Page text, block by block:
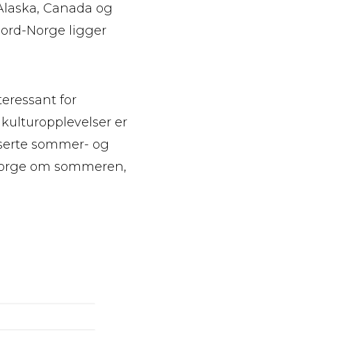
Canada og
Norge ligger
for
er
sommer- og
om sommeren,